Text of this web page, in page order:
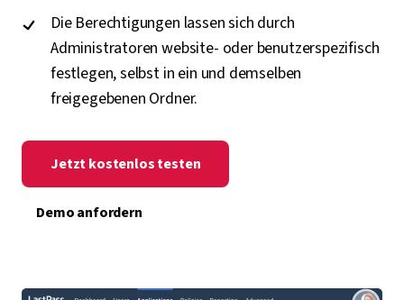
Die Berechtigungen lassen sich durch
Administratoren website- oder benutzerspezifisch
festlegen, selbst in ein und demselben
freigegebenen Ordner.
Jetzt kostenlos testen
Demo anfordern